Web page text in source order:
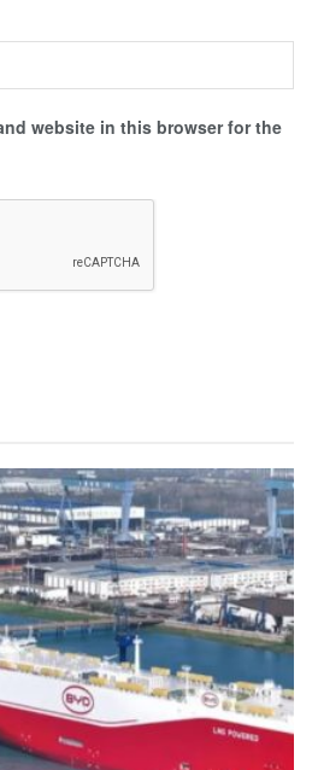
website in this browser for the